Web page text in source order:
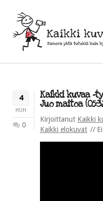
4
HUH
0
Kaikki kuvaa -
Juo maitoa
Kirjoittanut Kaikki
Kaikki elokuvat